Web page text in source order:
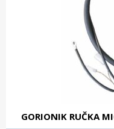
GORIONIK RUČKA